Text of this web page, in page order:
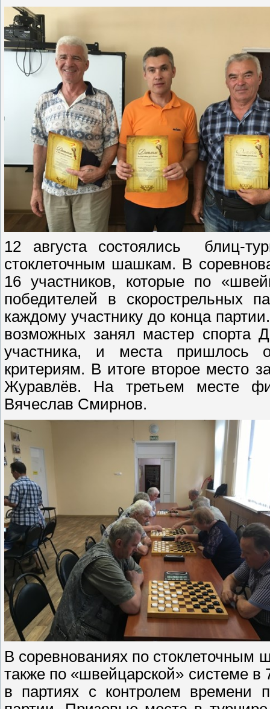
12 августа состоялись блиц-
стоклеточным шашкам. В
16 участников, которые по
победителей в скорострельных
каждому участнику до конца
возможных занял мастер спорта
участника, и места пришлось
критериям. В итоге второе место
Журавлёв. На третьем месте
Вячеслав Смирнов.
В соревнованиях по стоклеточным
также по «швейцарской» системе
в партиях с контролем времени